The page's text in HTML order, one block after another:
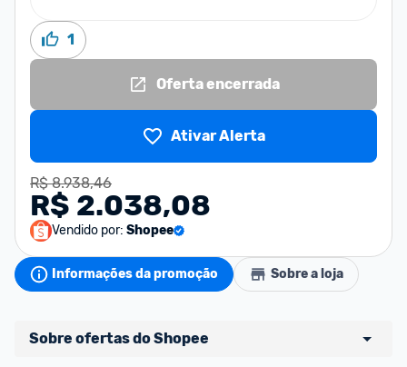
1
Oferta encerrada
Ativar Alerta
R$ 8.938,46
R$ 2.038,08
Vendido por: Shopee
Informações da promoção Sobre a loja
Sobre ofertas do Shopee